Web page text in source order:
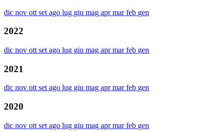
dic nov ott set ago lug giu mag aprmarfeb gen
2022
dic nov ott set ago lug giu mag aprmarfeb gen
2021
dic nov ottsetago lug giu mag aprmarfeb gen
2020
dic nov ott set ago lug giu mag aprmarfeb gen